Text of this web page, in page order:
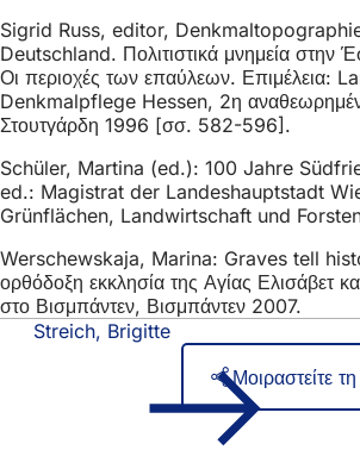
Sigrid Russ, editor,
Deutschland. Πολιτιστικά μνημεία
Οι περιοχές των επαύλεων. Επιμέλεια:
Denkmalpflege Hessen, 2η
Στουτγάρδη 1996 [σσ. 582-596].
Schüler, Martina (ed.): 100 Jahre
ed.: Magistrat der Landeshauptstadt
Grünflächen, Landwirtschaft und
Werschewskaja, Marina: Graves tell
ορθόδοξη εκκλησία της Αγίας Ελισάβετ
στο Βισμπάντεν, Βισμπάντεν 2007.
Streich, Brigitte
Μοιραστείτε